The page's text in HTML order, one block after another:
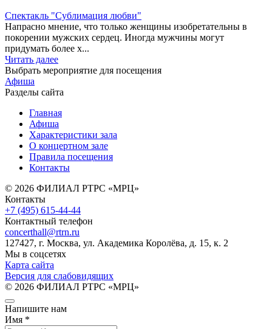
Спектакль "Сублимация любви"
Напрасно мнение, что только женщины изобретательны в
покорении мужских сердец. Иногда мужчины могут
придумать более х...
Читать далее
Выбрать мероприятие для посещения
Афиша
Разделы сайта
Главная
Афиша
Характеристики зала
О концертном зале
Правила посещения
Контакты
© 2026 ФИЛИАЛ РТРС «МРЦ»
Контакты
+7 (495) 615-44-44
Контактный телефон
concerthall@rtrn.ru
127427, г. Москва, ул. Академика Королёва, д. 15, к. 2
Мы в соцсетях
Карта сайта
Версия для слабовидящих
© 2026 ФИЛИАЛ РТРС «МРЦ»
Напишите нам
Имя *